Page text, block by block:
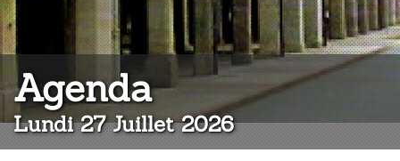
Agenda:
Lundi 27 Juillet 2026